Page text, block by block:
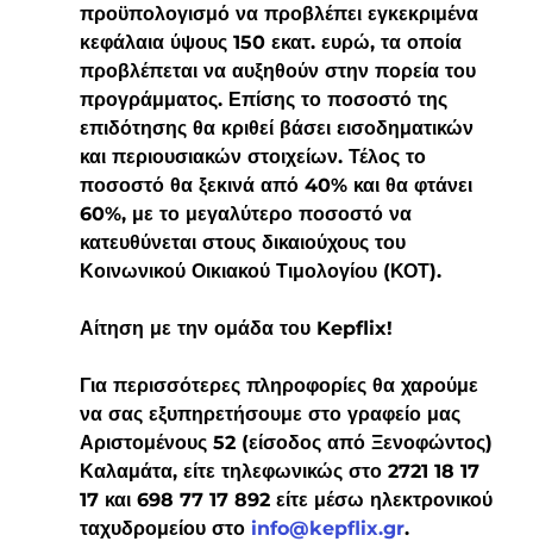
προϋπολογισμό να προβλέπει εγκεκριμένα
κεφάλαια ύψους 150 εκατ. ευρώ, τα οποία
προβλέπεται να αυξηθούν στην πορεία του
προγράμματος. Επίσης το ποσοστό της
επιδότησης θα κριθεί βάσει εισοδηματικών
και περιουσιακών στοιχείων. Τέλος το
ποσοστό θα ξεκινά από 40% και θα φτάνει
60%, με το μεγαλύτερο ποσοστό να
κατευθύνεται στους δικαιούχους του
Κοινωνικού Οικιακού Τιμολογίου (ΚΟΤ).
Αίτηση με την ομάδα του Kepflix!
Για περισσότερες πληροφορίες θα χαρούμε
να σας εξυπηρετήσουμε στο γραφείο μας
Αριστομένους 52 (είσοδος από Ξενοφώντος)
Καλαμάτα, είτε τηλεφωνικώς στο 2721 18 17
17 και 698 77 17 892 είτε μέσω ηλεκτρονικού
ταχυδρομείου στο info@kepflix.gr.